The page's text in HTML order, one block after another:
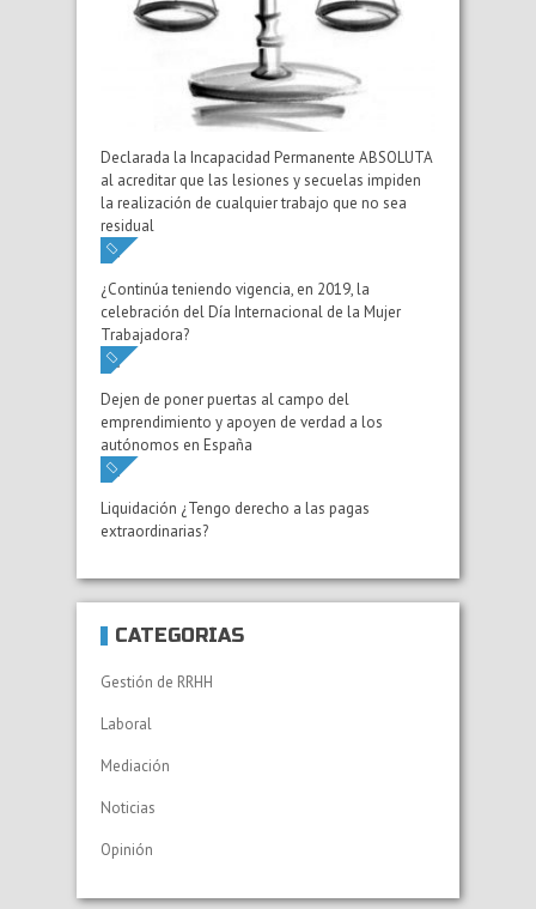
Declarada la Incapacidad Permanente ABSOLUTA
al acreditar que las lesiones y secuelas impiden
la realización de cualquier trabajo que no sea
residual
¿Continúa teniendo vigencia, en 2019, la
celebración del Día Internacional de la Mujer
Trabajadora?
Dejen de poner puertas al campo del
emprendimiento y apoyen de verdad a los
autónomos en España
Liquidación ¿Tengo derecho a las pagas
extraordinarias?
CATEGORÍAS
Gestión de RRHH
Laboral
Mediación
Noticias
Opinión